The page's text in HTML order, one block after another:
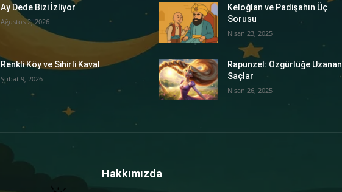
Ay Dede Bizi İzliyor
Ağustos 2, 2026
Renkli Köy ve Sihirli Kaval
Şubat 9, 2026
Keloğlan ve Padişahın Üç
Sorusu
Nisan 23, 2025
Rapunzel: Özgürlüğe Uzanan
Saçlar
Nisan 26, 2025
Hakkımızda